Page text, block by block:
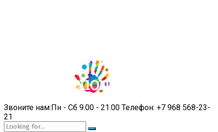
Звоните нам:Пн - Сб 9.00 - 21.00 Телефон: +7 968 568-23-
21